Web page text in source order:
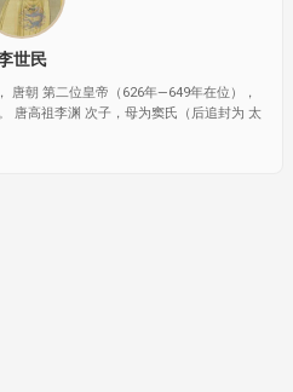
世民
唐朝 第二位皇帝（626年—649年在位），
唐高祖李渊 次子，母为窦氏（后追封为 太